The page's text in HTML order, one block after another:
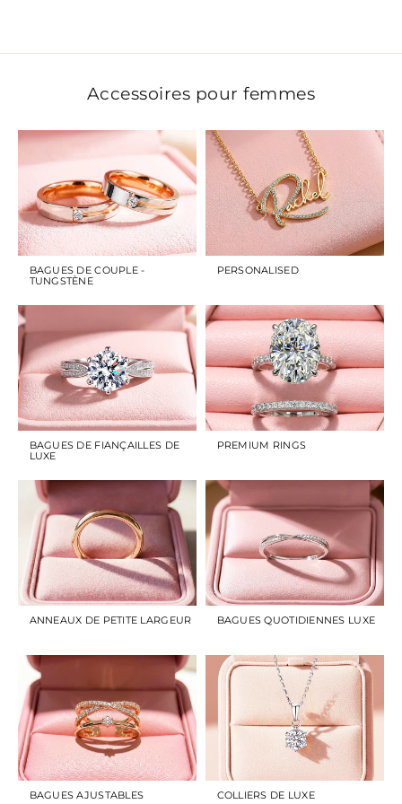
Accessoires pour femmes
BAGUES DE COUPLE -
TUNGSTÈNE
PERSONALISED
BAGUES DE FIANÇAILLES DE
LUXE
PREMIUM RINGS
ANNEAUX DE PETITE LARGEUR BAGUES QUOTIDIENNES LUXE
BAGUES AJUSTABLES COLLIERS DE LUXE